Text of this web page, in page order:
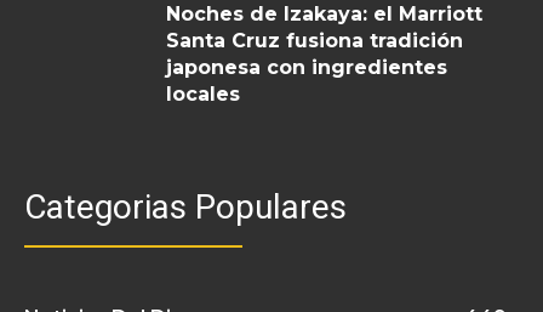
Noches de Izakaya: el Marriott
Santa Cruz fusiona tradición
japonesa con ingredientes
locales
Categorias Populares